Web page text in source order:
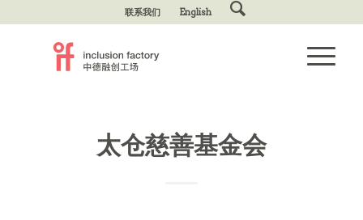
联系我们 English
太仓慈善基金会